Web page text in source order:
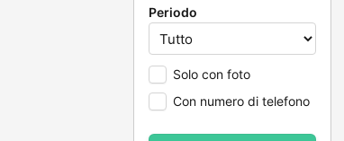
Periodo
Solo con foto
Con numero di telefono